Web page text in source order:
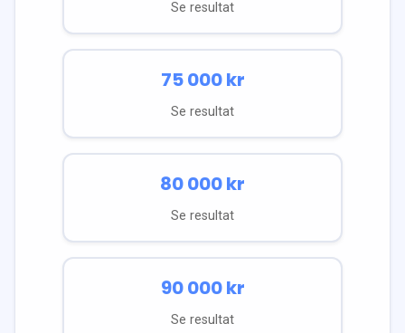
Se resultat
75 000kr
Se resultat
80 000kr
Se resultat
90 000kr
Se resultat